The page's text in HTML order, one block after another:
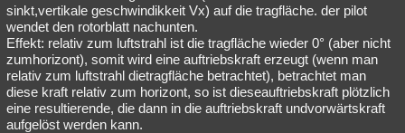
sinkt,vertikale geschwindikkeit Vx) auf die tragfläche. der pilot
wendet den rotorblatt nachunten.
Effekt: relativ zum luftstrahl ist die tragfläche wieder 0° (aber nicht
zumhorizont), somit wird eine auftriebskraft erzeugt (wenn man
relativ zum luftstrahl dietragfläche betrachtet), betrachtet man
diese kraft relativ zum horizont, so ist dieseauftriebskraft plötzlich
eine resultierende, die dann in die auftriebskraft undvorwärtskraft
aufgelöst werden kann.